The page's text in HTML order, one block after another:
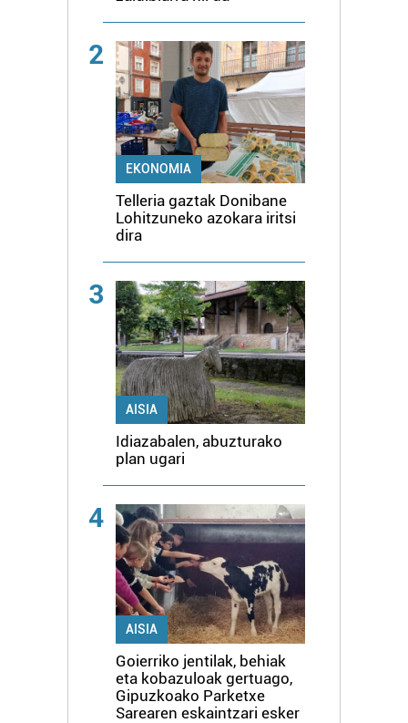
2
EKONOMIA
Telleria gaztak Donibane
Lohitzuneko azokara iritsi
dira
3
AISIA
Idiazabalen, abuzturako
plan ugari
4
AISIA
Goierriko jentilak, behiak
eta kobazuloak gertuago,
Gipuzkoako Parketxe
Sarearen eskaintzari esker